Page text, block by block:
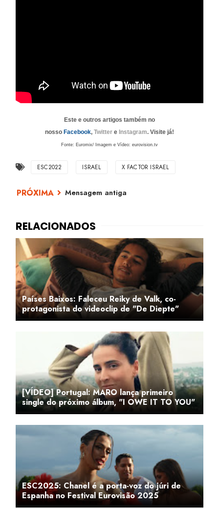
Este e outros artigos também no
nosso Facebook, Twitter e Instagram. Visite já!
Fonte: Euromix/ Imagem e Vídeo: eurovision.tv
ESC2022 ISRAEL X FACTOR ISRAEL
Mensagem antiga
Países Baixos: Faleceu Reiky de Valk, co-
protagonista do videoclip de "De Diepte"
[VÍDEO] Portugal: MARO lança primeiro
single do próximo álbum, "I OWE IT TO YOU"
ESC2025: Chanel é a porta-voz do júri de
Espanha no Festival Eurovisão 2025